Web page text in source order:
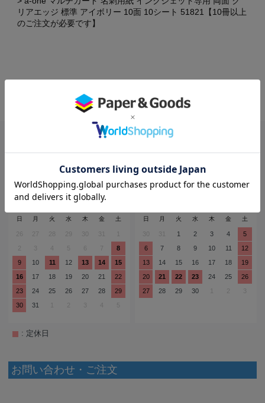
リアエッジ 標準 アイボリー 10面 10シート 51821【10冊以上
のご注文が必要です】
営業日カレンダー
2026年8月
日 月 火 水 木 金 土
30 31
3 5
8
9
10 11 12 13 14
15
16
17 18 19 20 21
22
23
24 25 26 27 28
29
30
31 3 5
日 月 火 水 木 金 土
30 31 1 2 3 4
5
6
7 8 9 10 11
12
13
14 15 16 17 18
19
20
21 22 23 24 25
26
27
28 29 30 3
: 定休日
お問い合わせ・ご注文